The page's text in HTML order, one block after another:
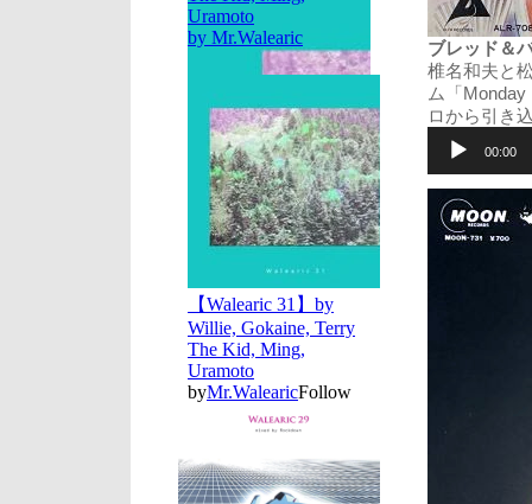
ブレッド＆
椎名和夫と
ム「
ロから引き
プ
レ
ー
ヤ
00:00